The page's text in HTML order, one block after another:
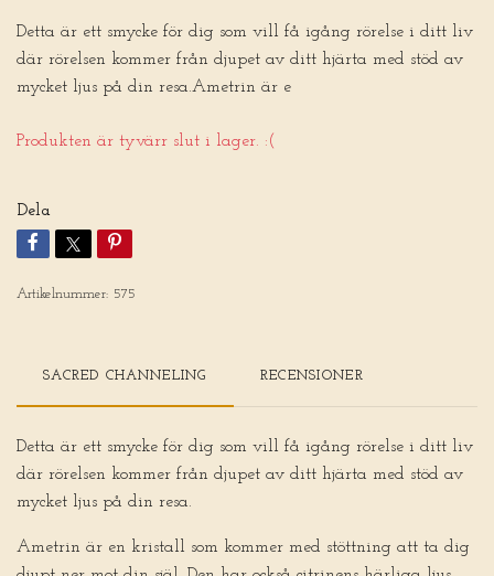
Detta är ett smycke för dig som vill få igång rörelse i ditt liv
där rörelsen kommer från djupet av ditt hjärta med stöd av
mycket ljus på din resa.Ametrin är e
Produkten är tyvärr slut i lager. :(
Dela
Artikelnummer: 575
SACRED CHANNELING RECENSIONER
Detta är ett smycke för dig som vill få igång rörelse i ditt liv
där rörelsen kommer från djupet av ditt hjärta med stöd av
mycket ljus på din resa.
Ametrin är en kristall som kommer med stöttning att ta dig